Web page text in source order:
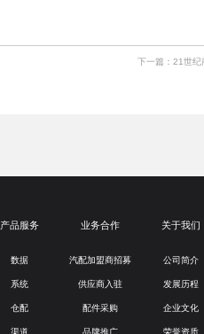
下一篇： 21世纪商
产品服务
数据
系统
仓配
渠道
业务合作
汽配加盟商招募
供应商入驻
配件采购
品牌推广
关于我们
公司简介
发展历程
企业文化
荣誉资质